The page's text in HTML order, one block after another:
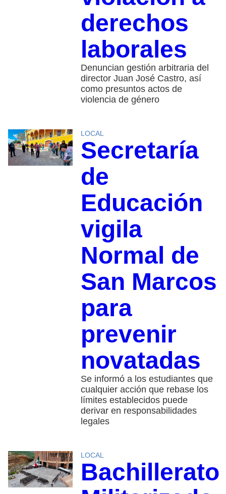
derechos
laborales
Denuncian gestión arbitraria del
director Juan José Castro, así
como presuntos actos de
violencia de género
LOCAL
Secretaría
de
Educación
vigila
Normal de
San Marcos
para
prevenir
novatadas
Se informó a los estudiantes que
cualquier acción que rebase los
límites establecidos puede
derivar en responsabilidades
legales
LOCAL
Bachillerato